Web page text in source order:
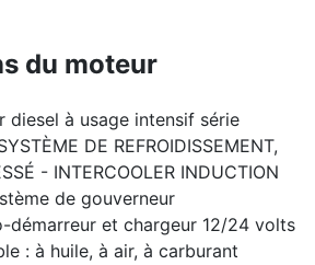
du moteur
diesel à usage intensif série
DE REFROIDISSEMENT,
- INTERCOOLER INDUCTION
de gouverneur
démarreur et chargeur 12/24 volts
: à huile, à air, à carburant